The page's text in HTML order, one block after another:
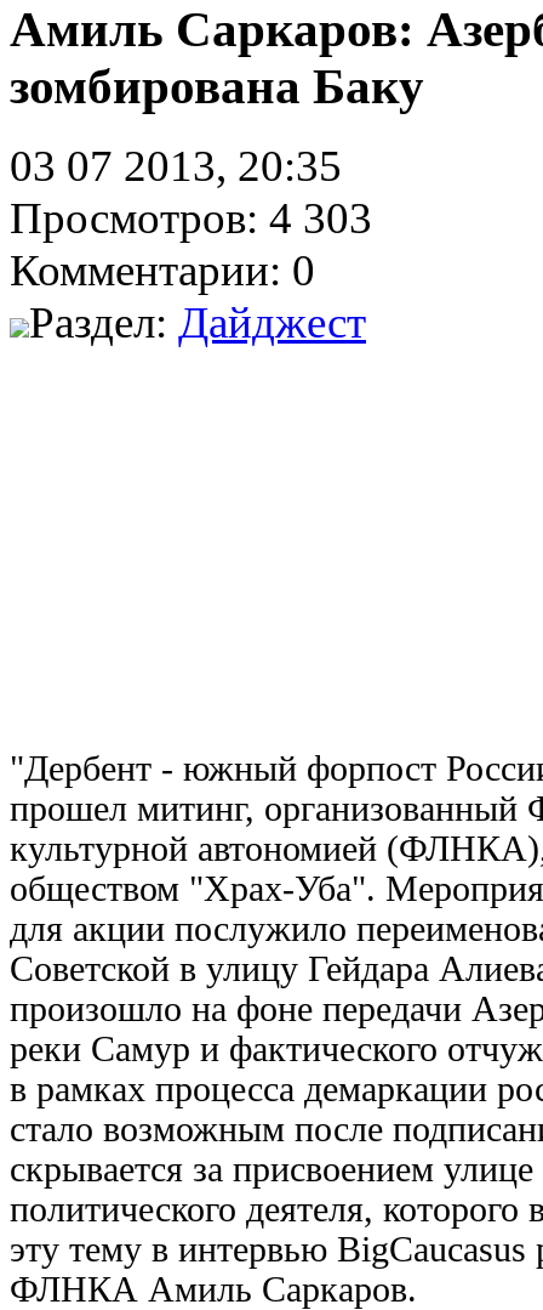
Амиль Саркаров:
зомбирована Баку
03 07 2013, 20:35
Просмотров: 4 303
Комментарии: 0
Раздел: Дайджест
"Дербент - южный форпост
прошел митинг, организованный
культурной автономией
обществом "Храх-Уба".
для акции послужило
Советской в улицу Гейдара
произошло на фоне передачи
реки Самур и фактического
в рамках процесса демаркации
стало возможным после
скрывается за присвоением
политического деятеля,
эту тему в интервью BigCaucasus
ФЛНКА Амиль Саркаров.